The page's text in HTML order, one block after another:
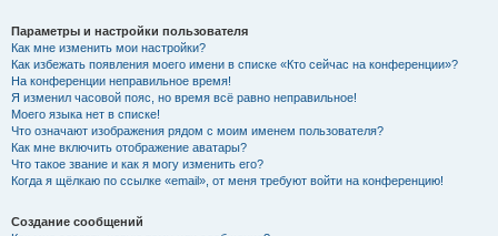
Параметры и настройки пользователя
Как мне изменить мои настройки?
Как избежать появления моего имени в списке «Кто сейчас на конференции»?
На конференции неправильное время!
Я изменил часовой пояс, но время всё равно неправильное!
Моего языка нет в списке!
Что означают изображения рядом с моим именем пользователя?
Как мне включить отображение аватары?
Что такое звание и как я могу изменить его?
Когда я щёлкаю по ссылке «email», от меня требуют войти на конференцию!
Создание сообщений